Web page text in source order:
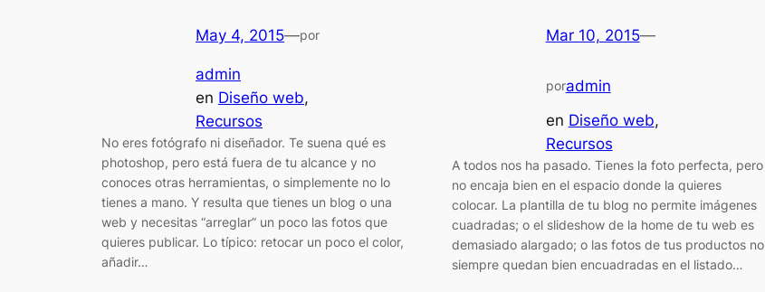
May 4, 2015—por
admin
en Diseño web
Recursos
No eres fotógrafo ni diseñador. Te suena qué es
photoshop, pero está fuera de tu alcance y no
conoces otras herramientas, o simplemente no lo
tienes a mano. Y resulta que tienes un blog o una
web y necesitas “arreglar” un poco las fotos que
quieres publicar. Lo típico: retocar un poco el color,
añadir…
Mar 10, 2015—
poradmin
en Diseño web
Recursos
A todos nos ha pasado. Tienes la foto perfecta, pero
no encaja bien en el espacio donde la quieres
colocar. La plantilla de tu blog no permite imágenes
cuadradas; o el slideshow de la home de tu web es
demasiado alargado; o las fotos de tus productos no
siempre quedan bien encuadradas en el listado…